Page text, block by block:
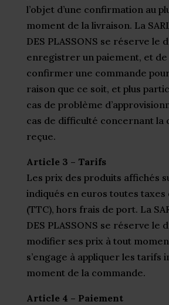
l’objet d’une confirmation au
moment de la livraison. La
DES PLASSONS se réserve le
enregistrer un paiement, et de
confirmer une commande
raison que ce soit, et plus
cas de problème
cas de difficulté concernant la
reçue.
Article 3 – Tarifs
Les prix des produits affichés
indiqués en euros toutes taxes
(TTC), hors frais de port. La
DES PLASSONS se réserve le
modifier ses prix à tout
s’engage à appliquer les tarifs
moment de la commande.
Article 4 – Paiement